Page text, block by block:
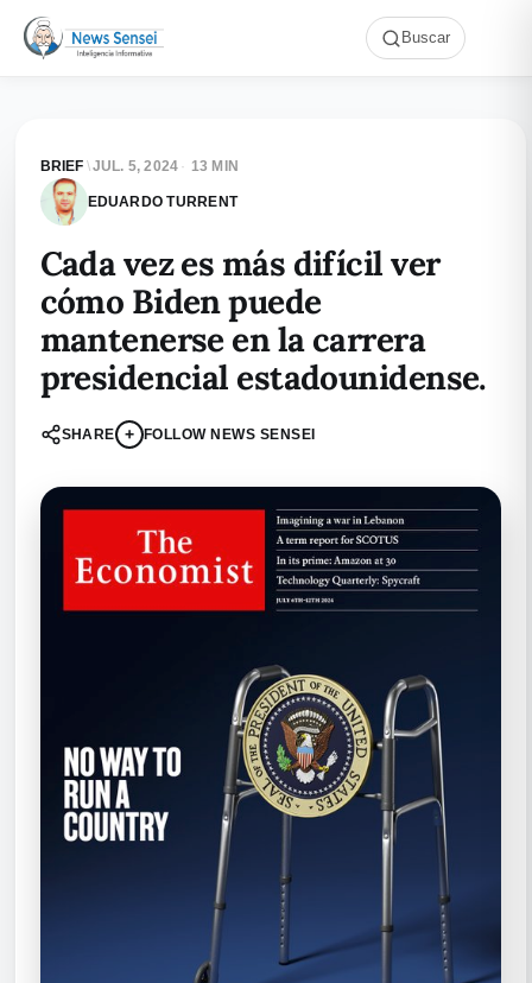
Buscar
BRIEF \JUL. 5, 2024 · 13 MIN
EDUARDO TURRENT
Cada vez es más difícil ver
cómo Biden puede
mantenerse en la carrera
presidencial estadounidense.
SHARE + FOLLOW NEWS SENSEI